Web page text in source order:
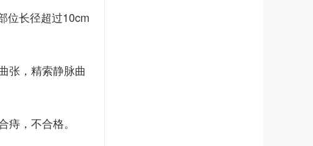
位长径超过10cm
张，精索静脉曲
，不合格。